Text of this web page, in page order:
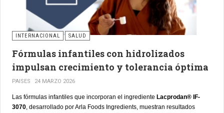
INTERNACIONAL SALUD
Fórmulas infantiles con hidrolizados
impulsan crecimiento y tolerancia óptima
PAISES 24 MARZO 2026
Las fórmulas infantiles que incorporan el ingrediente Lacprodan® IF-
3070, desarrollado por Arla Foods Ingredients, muestran resultados